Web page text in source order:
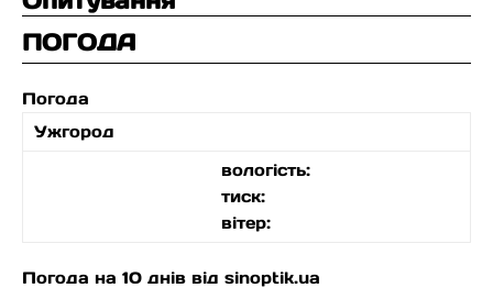
ПОГОДА
Погода
Ужгород
вологість:
тиск:
вітер:
Погода на 10 днів від sinoptik.ua